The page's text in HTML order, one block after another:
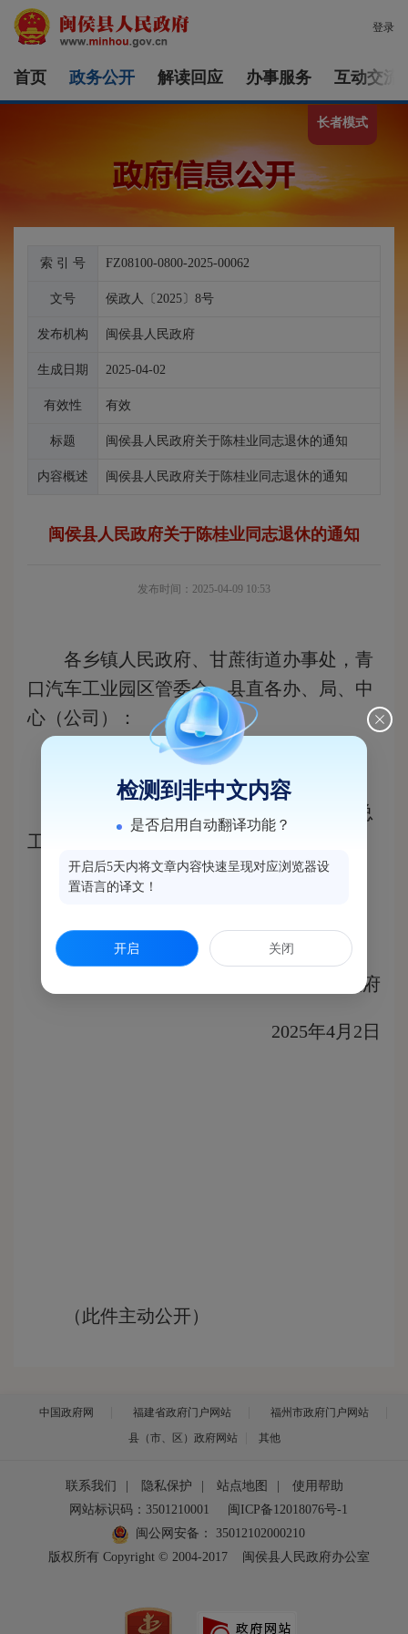
登录
首页 政务公开 解读回应 办事服务 互动交流
长者模式
索 引 号 FZ08100-0800-2025-00062
文号 侯政人〔2025〕8号
发布机构 闽侯县人民政府
生成日期 2025-04-02
有效性 有效
标题 闽侯县人民政府关于陈桂业同志退休的通知
内容概述 闽侯县人民政府关于陈桂业同志退休的通知
闽侯县人民政府关于陈桂业同志退休的通知
发布时间：2025-04-09 10:53
各乡镇人民政府、甘蔗街道办事处，青
口汽车工业园区管委会，县直各办、局、中
心（公司）：
免去陈桂业同志的闽侯县交通运输局总
工程师（副科级）职务，退休。
特此通知
闽侯县人民政府
2025年4月2日
（此件主动公开）
中国政府网 福建省政府门户网站
福州市政府门户网站
县（市、区）政府网站
其他
联系我们 隐私保护 站点地图
使用帮助
网站标识码：3501210001
闽ICP备12018076号-1
闽公网安备：
35012102000210
版权所有 Copyright © 2004-2017
闽侯县人民政府办公室
检测到非中文内容
是否启用自动翻译功能？
开启后5天内将文章内容快速呈现对应浏览器设
置语言的译文！
开启 关闭